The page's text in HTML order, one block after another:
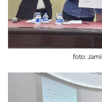
foto: